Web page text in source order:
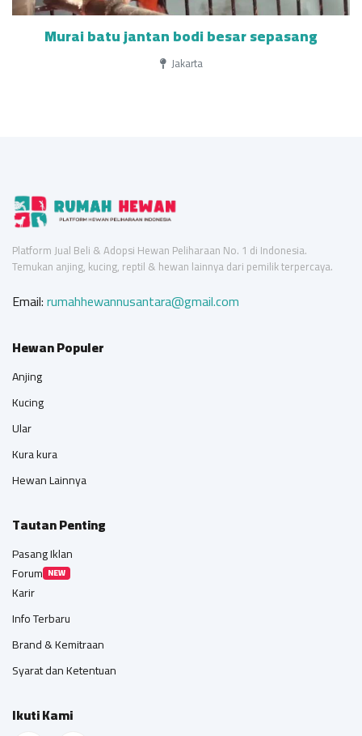
Murai batu jantan bodi besar sepasang
Jakarta
Platform Jual Beli & Adopsi Hewan Peliharaan No. 1 di Indonesia.
Temukan anjing, kucing, reptil & hewan lainnya dari pemilik terpercaya.
Email:rumahhewannusantara@gmail.com
Hewan Populer
Anjing
Kucing
Ular
Kura kura
Hewan Lainnya
Tautan Penting
Pasang Iklan
Forum NEW
Karir
Info Terbaru
Brand & Kemitraan
Syarat dan Ketentuan
Ikuti Kami